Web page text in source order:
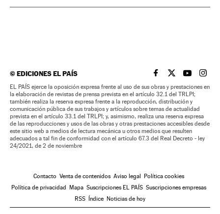
©EDICIONES EL PAÍS EL PAÍS BRASIL EN
EL PAÍSEL PAÍS
EL
EL PAÍS ejerce la oposición expresa frente al uso de sus obras y prestaciones en
la elaboración de revistas de prensa prevista en el artículo 32.1 del TRLPI;
también realiza la reserva expresa frente a la reproducción, distribución y
comunicación pública de sus trabajos y artículos sobre temas de actualidad
prevista en el artículo 33.1 del TRLPI; y, asimismo, realiza una reserva expresa
de las reproducciones y usos de las obras y otras prestaciones accesibles desde
este sitio web a medios de lectura mecánica u otros medios que resulten
adecuados a tal fin de conformidad con el artículo 67.3 del Real Decreto - ley
24/2021, de 2 de noviembre
Contacto Venta de contenidos Aviso legal
Política cookies
Política de privacidad
Mapa Suscripciones EL PAÍS Suscripciones empresas
RSS
Índice Noticias de hoy